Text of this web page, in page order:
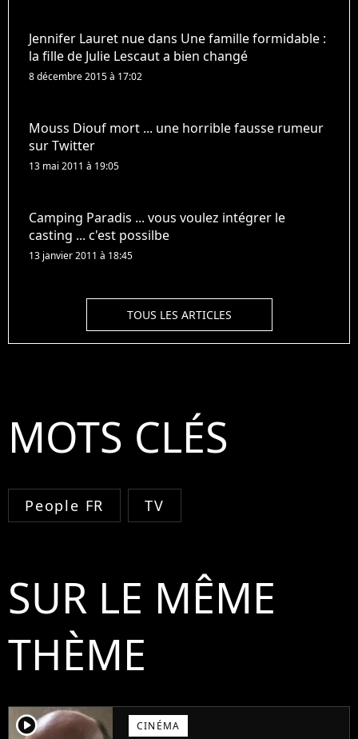
Jennifer Lauret nue dans Une famille formidable :
la fille de Julie Lescaut a bien changé
8 décembre 2015 à 17:02
Mouss Diouf mort ... une horrible fausse rumeur
sur Twitter
13 mai 2011 à 19:05
Camping Paradis ... vous voulez intégrer le
casting ... c'est possilbe
13 janvier 2011 à 18:45
TOUS LES ARTICLES
MOTS CLÉS
People FR TV
SUR LE MÊME
THÈME
player2 CINÉMA